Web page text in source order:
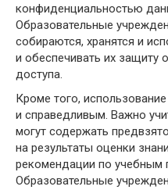
конфиденциальностью
Образовательные
собираются, хранятся и
и обеспечивать их защиту
доступа.
Кроме того,
и справедливым. Важно
могут содержать
на результаты оценки
рекомендации по учебным
Образовательные